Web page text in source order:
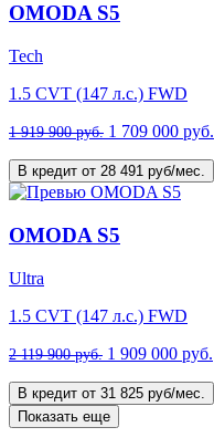
OMODA S5
Tech
1.5 CVT (147 л.с.) FWD
1 919 900 руб. 1 709 000 руб.
В кредит от 28 491 руб/мес.
OMODA S5
Ultra
1.5 CVT (147 л.с.) FWD
2 119 900 руб. 1 909 000 руб.
В кредит от 31 825 руб/мес.
Показать еще